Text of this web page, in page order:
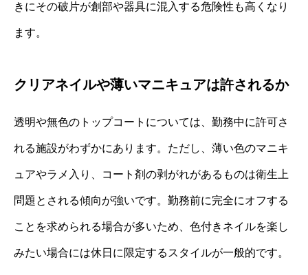
きにその破片が創部や器具に混入する危険性も高くなり
ます。
クリアネイルや薄いマニキュアは許されるか
透明や無色のトップコートについては、勤務中に許可さ
れる施設がわずかにあります。ただし、薄い色のマニキ
ュアやラメ入り、コート剤の剥がれがあるものは衛生上
問題とされる傾向が強いです。勤務前に完全にオフする
ことを求められる場合が多いため、色付きネイルを楽し
みたい場合には休日に限定するスタイルが一般的です。